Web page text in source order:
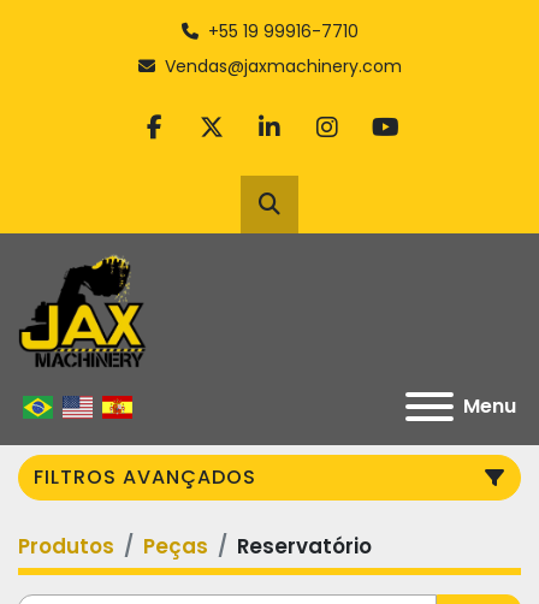
+55 19 99916-7710
Vendas@jaxmachinery.com
facebook
twitterlinkedininstagram
youtube
Pesquisar
Menu
FILTROS AVANÇADOS
Categoria
Produtos Peças Reservatório